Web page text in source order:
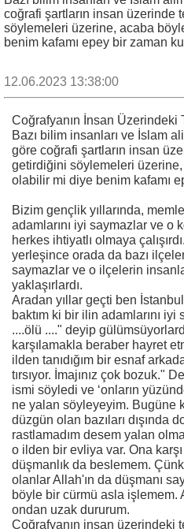
coğrafi şartların insan üzerinde
söylemeleri üzerine, acaba
benim kafamı epey bir zaman
12.06.2023 13:38:00
Coğrafyanın İnsan Üzerindeki
Bazı bilim insanları ve İslam
göre coğrafi şartların insan
getirdiğini söylemeleri
olabilir mi diye benim kafamı
Bizim gençlik yıllarında,
adamlarını iyi saymazlar ve o
herkes ihtiyatlı olmaya
yerleşince orada da bazı
saymazlar ve o ilçelerin
yaklaşırlardı.
Aradan yıllar geçti ben
baktım ki bir ilin adamlarını iyi
....ölü ...." deyip
karşılamakla beraber hayret
ilden tanıdığım bir esnaf
tırsıyor. İmajınız çok bozuk."
ismi söyledi ve ‘onların
ne yalan söyleyeyim. Bugüne
düzgün olan bazıları dışında
rastlamadım desem yalan
o ilden bir evliya var. Ona
düşmanlık da beslemem.
olanlar Allah'ın da düşmanı
böyle bir cürmü asla işlemem.
ondan uzak dururum.
Coğrafyanın insan üzerindeki